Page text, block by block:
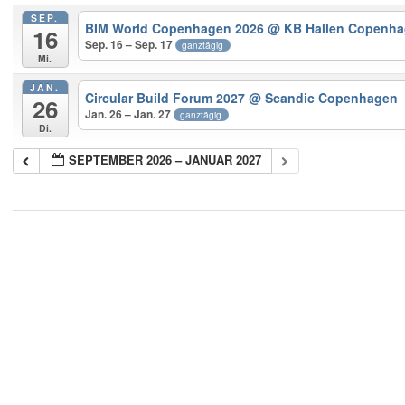
SEP.
16
Mi.
BIM World Copenhagen 2026@ KB Hallen
Sep. 16 – Sep. 17 ganztägig
JAN.
26
Di.
Circular Build Forum 2027@ Scandic Copenhagen
Jan. 26 – Jan. 27 ganztägig
SEPTEMBER 2026 – JANUAR 2027